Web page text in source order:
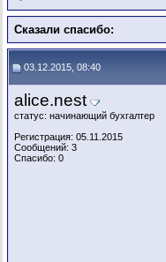
Сказали спасибо:
03.12.2015, 08:40
alice.nest
статус: начинающий бухгалтер
Регистрация: 05.11.2015
Сообщений: 3
Спасибо: 0